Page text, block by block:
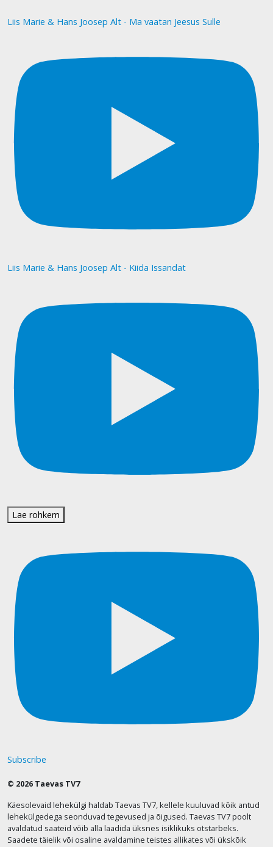
Liis Marie & Hans Joosep Alt - Ma vaatan Jeesus Sulle
Liis Marie & Hans Joosep Alt - Kiida Issandat
Lae rohkem
Subscribe
© 2026 Taevas TV7
Käesolevaid lehekülgi haldab Taevas TV7, kellele kuuluvad kõik antud
lehekülgedega seonduvad tegevused ja õigused. Taevas TV7 poolt
avaldatud saateid võib alla laadida üksnes isiklikuks otstarbeks.
Saadete täielik või osaline avaldamine teistes allikates või ükskõik